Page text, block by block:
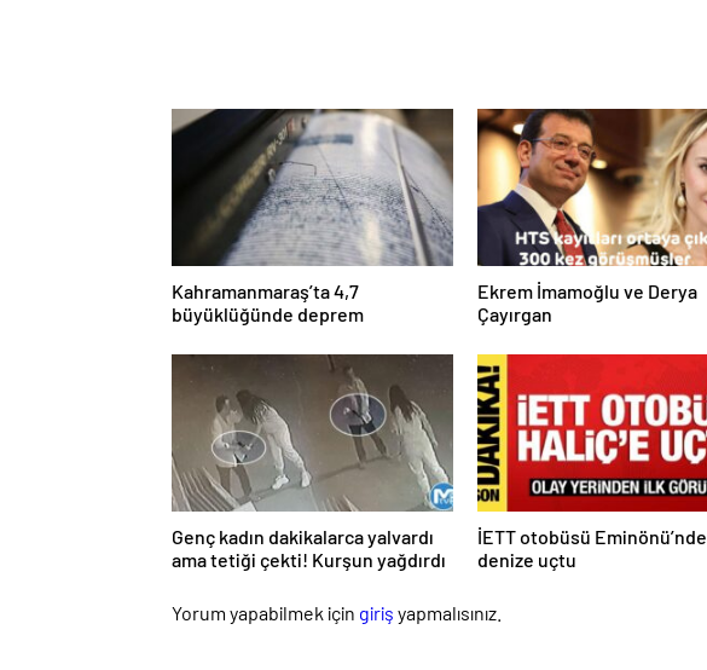
Kahramanmaraş’ta 4,7
büyüklüğünde deprem
Ekrem İmamoğlu ve Derya
Çayırgan
Genç kadın dakikalarca yalvardı
ama tetiği çekti! Kurşun yağdırdı
İETT otobüsü Eminönü’nde
denize uçtu
Yorum yapabilmek için giriş yapmalısınız.